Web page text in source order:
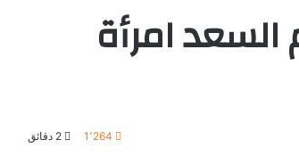
امرأة
1٬264